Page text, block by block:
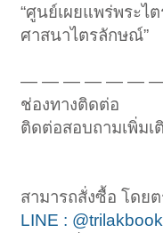
“ศูนย์เผยแพร่พระไ
ศาสนาไตรลักษณ์”
— — — — — —
ช่องทางติดต่อ
ติดต่อสอบถามเพิ่มเ
สามารถสั่งซื้อ โดย
LINE :